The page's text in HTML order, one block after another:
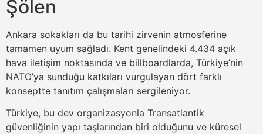
Şölen
Ankara sokakları da bu tarihi zirvenin atmosferine
tamamen uyum sağladı. Kent genelindeki 4.434 açık
hava iletişim noktasında ve billboardlarda, Türkiye’nin
NATO’ya sunduğu katkıları vurgulayan dört farklı
konseptte tanıtım çalışmaları sergileniyor.
Türkiye, bu dev organizasyonla Transatlantik
güvenliğinin yapı taşlarından biri olduğunu ve küresel